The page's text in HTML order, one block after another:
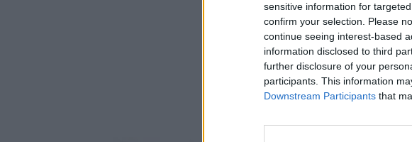
sensitive information for
confirm your selection. Please
continue seeing interest-based
information disclosed to third
further disclosure of your
participants. This information
Downstream Participants that